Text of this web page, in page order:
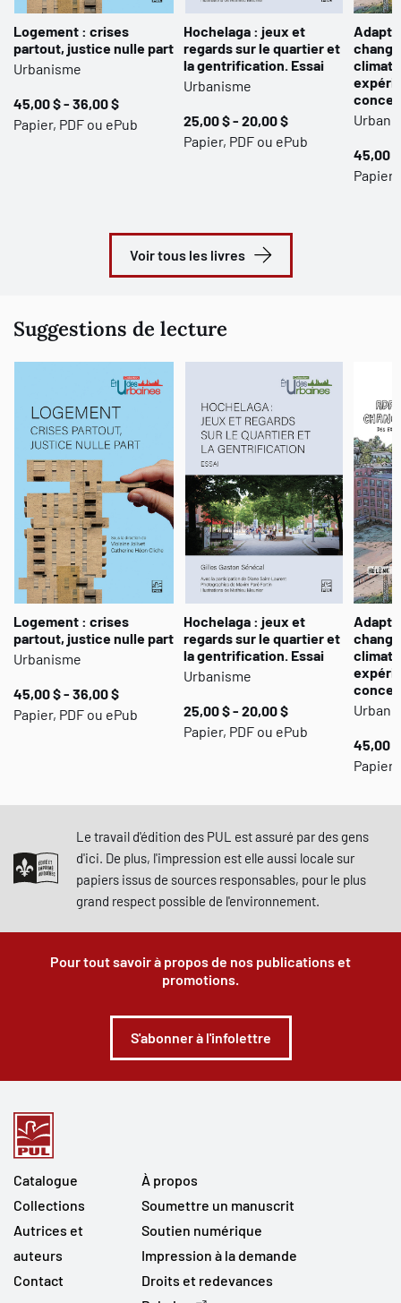
Logement : crises
partout, justice nulle part
Urbanisme
45,00 $ - 36,00 $
Papier, PDF ou ePub
Hochelaga : jeux et
regards sur le quartier et
la gentrification. Essai
Urbanisme
25,00 $ - 20,00 $
Papier, PDF ou ePub
45,00
Papier
Voir tous les livres
Suggestions de lecture
Logement : crises
partout, justice nulle part
Urbanisme
45,00 $ - 36,00 $
Papier, PDF ou ePub
Hochelaga : jeux et
regards sur le quartier et
la gentrification. Essai
Urbanisme
25,00 $ - 20,00 $
Papier, PDF ou ePub
45,00
Papier
Le travail d'édition des PUL est assuré par des gens
d'ici. De plus, l'impression est elle aussi locale sur
papiers issus de sources responsables, pour le plus
grand respect possible de l'environnement.
Pour tout savoir à propos de nos publications et
promotions.
S'abonner à l'infolettre
Catalogue
Collections
Autrices et
auteurs
Contact
À propos
Soumettre un manuscrit
Soutien numérique
Impression à la demande
Droits et redevances